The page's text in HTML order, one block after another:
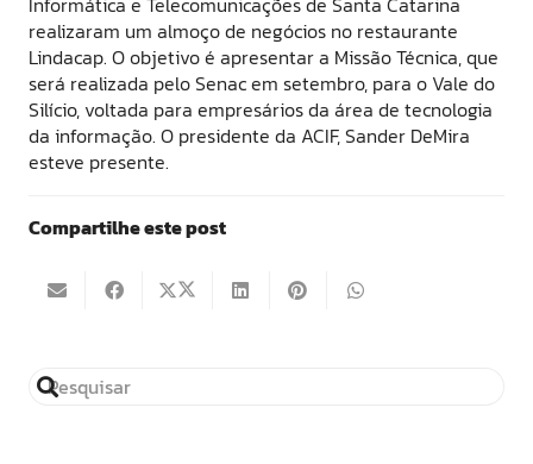
realizaram um almoço de negócios no restaurante
Lindacap. O objetivo é apresentar a Missão Técnica, que
será realizada pelo Senac em setembro, para o Vale do
Silício, voltada para empresários da área de tecnologia
da informação. O presidente da ACIF, Sander DeMira
esteve presente.
Compartilhe este post